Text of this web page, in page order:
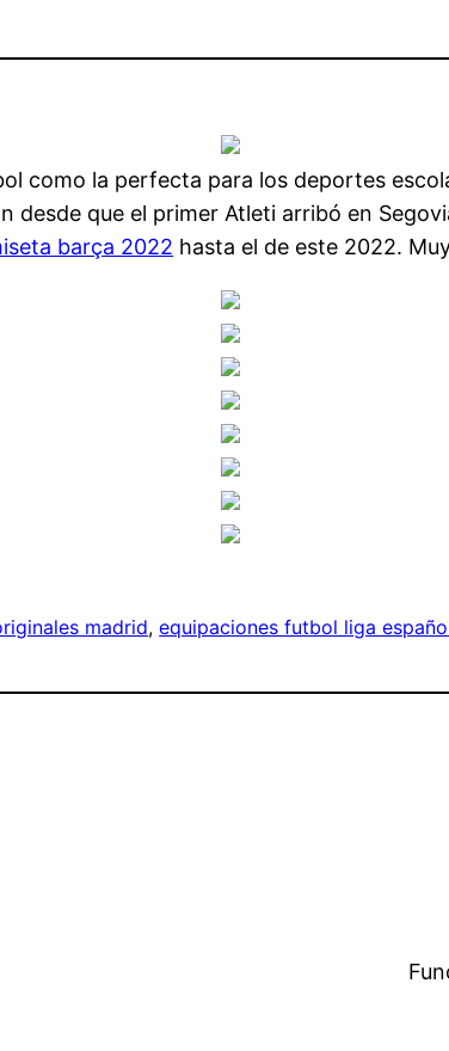
como la perfecta para los deportes
desde que el primer Atleti arribó en
barça 2022 hasta el de este 2022.
madrid, equipaciones futbol liga